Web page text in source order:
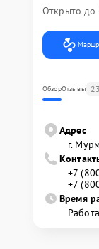
Открыто до
ОбзорОтзывы
Адрес
г.
+7
+7
Время